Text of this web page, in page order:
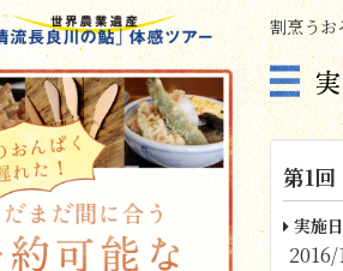
割烹う
第1回
実施